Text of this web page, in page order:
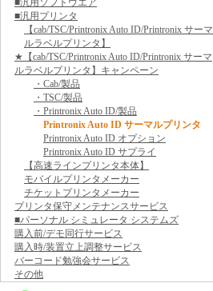
■汎用ソフトウエア
■汎用プリンタ
【cab/TSC/Printronix Auto ID/Printronix サーマ
ルラベルプリンタ】
★【cab/TSC/Printronix Auto ID/Printronix サーマ
ルラベルプリンタ】キャンペーン
・Cab/製品
・TSC/製品
・Printronix Auto ID/製品
Printronix Auto ID サーマルプリンタ
Printronix Auto ID オプション
Printronix Auto ID サプライ
【高速ラインプリンタ本体】
モバイルプリンタメーカー
チケットプリンタメーカー
プリンタ保守メンテナンスサービス
■パーソナル シミュレータ システムズ
購入前/デモ同行サービス
購入時/装置立上調整サービス
バーコード勉強会サービス
その他